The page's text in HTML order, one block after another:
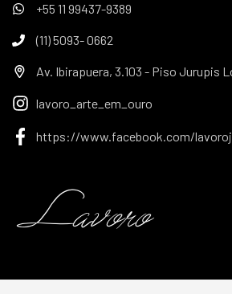
+55 11 99437-9389
(11) 5093- 0662
Av. Ibirapuera, 3.103 - Piso Jurupis
lavoro_arte_em_ouro
https://www.facebook.com/